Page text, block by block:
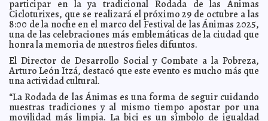
2025-10-07 22:35:37 Más de 15 mil visitantes recibe la Semana Yucatán en
México en su primer fin de semana A7
2025-10-07 22:26:52 Dignifican estancia de familiares en hospitales de
Yucatán A7
2025-10-07 22:19:37 Seguirán las lluvias en Yucatán por influencia de
sistema de baja presión A7
2025-10-07 22:16:09 Jóvenes compositoras y compositores estrenarán
obras en el próximo concierto de la Orquesta Infantil y Juvenil del
Ayuntamiento de Mérida. A7
2025-10-07 22:03:21 Intensifica Cecilia Patrón los servicios urbanos en
zonas afectadas por lluvias. A7
participar en la ya tradicional Rodada de las Ánimas
Cicloturixes, que se realizará el próximo 29 de octubre a las
8:00 de la noche en el marco del Festival de las Ánimas 2025,
una de las celebraciones más emblemáticas de la ciudad que
honra la memoria de nuestros fieles difuntos.
El Director de Desarrollo Social y Combate a la Pobreza,
Arturo León Itzá, destacó que este evento es mucho más que
una actividad cultural.
“La Rodada de las Ánimas es una forma de seguir cuidando
nuestras tradiciones y al mismo tiempo apostar por una
movilidad más limpia. La bici es un símbolo de igualdad